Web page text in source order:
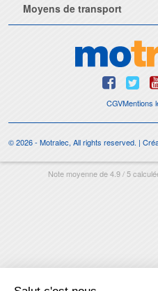
Moyens de transport
CGVMentions
© 2026 - Motralec, All rights reserved. |
Note moyenne de4.9/5